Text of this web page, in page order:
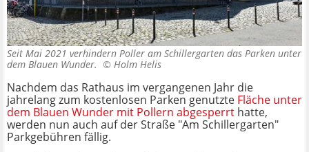
Seit Mai 2021 verhindern Poller am Schillergarten das Parken unter
dem Blauen Wunder. © Holm Helis
Nachdem das Rathaus im vergangenen Jahr die
jahrelang zum kostenlosen Parken genutzte Fläche unter
dem Blauen Wunder mit Pollern abgesperrt hatte,
werden nun auch auf der Straße "Am Schillergarten"
Parkgebühren fällig.